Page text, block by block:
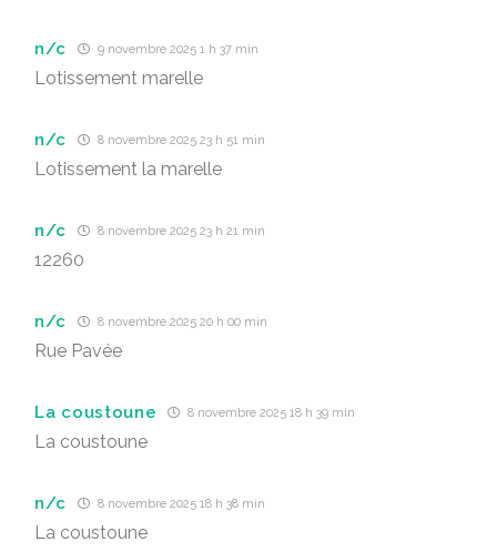
n/c 9 novembre 2025 1 h 37 min
Lotissement marelle
n/c 8 novembre 2025 23 h 51 min
Lotissement la marelle
n/c 8 novembre 2025 23 h 21 min
12260
n/c 8 novembre 2025 20 h 00 min
Rue Pavée
La coustoune 8 novembre 2025 18 h 39 min
La coustoune
n/c 8 novembre 2025 18 h 38 min
La coustoune